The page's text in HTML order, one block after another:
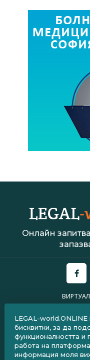
Онлайн
LEGAL-world.ONLINE
бисквитки, за да
функционалността и
работа на
информация моля